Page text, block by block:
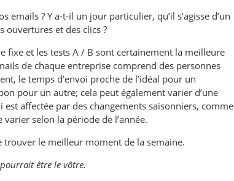
? Y a-t-il un jour particulier, qu’il s’agisse d’un
ouvertures et des clics ?
fixe et les tests A / B sont certainement la meilleure
de chaque entreprise comprend des personnes
le temps d’envoi proche de l’idéal pour un
pour un autre; cela peut également varier d’une
affectée par des changements saisonniers, comme
selon la période de l’année.
le meilleur moment de la semaine.
être le vôtre.